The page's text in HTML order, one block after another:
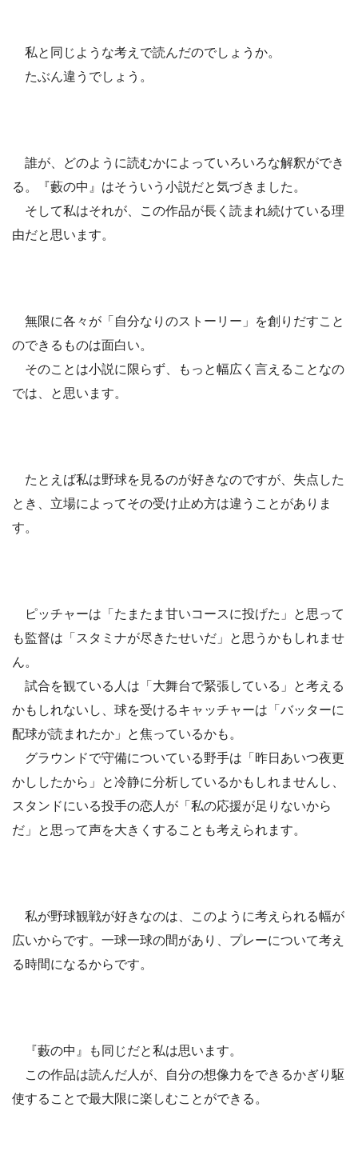
私と同じような考えで読んだのでしょうか。
たぶん違うでしょう。
誰が、どのように読むかによっていろいろな解釈ができ
る。『藪の中』はそういう小説だと気づきました。
そして私はそれが、この作品が長く読まれ続けている理
由だと思います。
無限に各々が「自分なりのストーリー」を創りだすこと
のできるものは面白い。
そのことは小説に限らず、もっと幅広く言えることなの
では、と思います。
たとえば私は野球を見るのが好きなのですが、失点した
とき、立場によってその受け止め方は違うことがありま
す。
ピッチャーは「たまたま甘いコースに投げた」と思って
も監督は「スタミナが尽きたせいだ」と思うかもしれませ
ん。
試合を観ている人は「大舞台で緊張している」と考える
かもしれないし、球を受けるキャッチャーは「バッターに
配球が読まれたか」と焦っているかも。
グラウンドで守備についている野手は「昨日あいつ夜更
かししたから」と冷静に分析しているかもしれませんし、
スタンドにいる投手の恋人が「私の応援が足りないから
だ」と思って声を大きくすることも考えられます。
私が野球観戦が好きなのは、このように考えられる幅が
広いからです。一球一球の間があり、プレーについて考え
る時間になるからです。
『藪の中』も同じだと私は思います。
この作品は読んだ人が、自分の想像力をできるかぎり駆
使することで最大限に楽しむことができる。